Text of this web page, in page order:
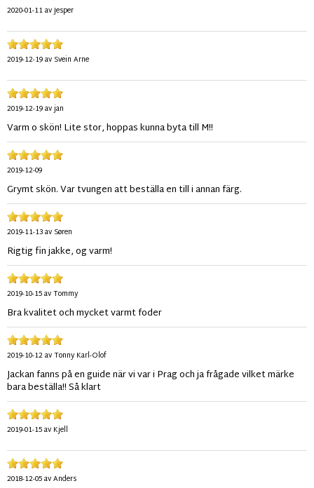
2020-01-11avJesper
2019-12-19av Svein Arne
2019-12-19avjan
Varm o skön! Lite stor, hoppas kunna byta till M!!
2019-12-09
Grymt skön. Var tvungen att beställa en till i annan färg.
2019-11-13av Søren
Rigtig fin jakke, og varm!
2019-10-15avTommy
Bra kvalitet och mycket varmt foder
2019-10-12avTonny Karl-Olof
Jackan fanns på en guide när vi var i Prag och ja frågade vilket märke
bara beställa!! Så klart
2019-01-15av Kjell
2018-12-05avAnders